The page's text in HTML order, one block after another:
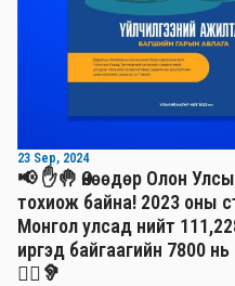
23 Sep, 2024
📢 ✋🤚 Өнөөдөр Олон
тохиож байна! 2023 оны
Монгол улсад нийт
иргэд байгаагийн 7800
🧏‍♂️🦻